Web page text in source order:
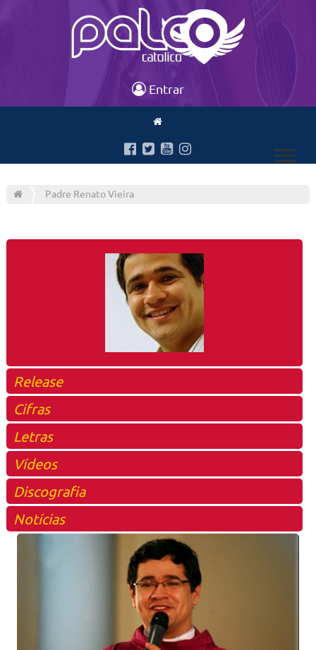
Entrar
Padre Renato Vieira
Release
Cifras
Letras
Vídeos
Discografia
Notícias